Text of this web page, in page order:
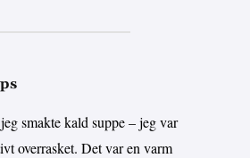
smakte kald suppe – jeg var
overrasket. Det var en varm